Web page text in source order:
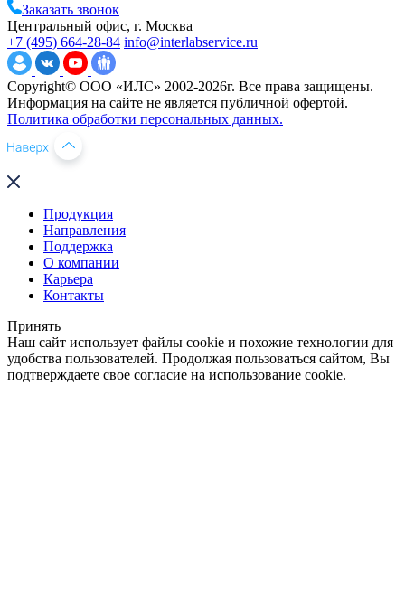
Заказать звонок
Центральный офис, г. Москва
+7 (495) 664-28-84 info@interlabservice.ru
Copyright© ООО «ИЛС» 2002-2026г. Все права защищены.
Информация на сайте не является публичной офертой.
Политика обработки персональных данных.
Продукция
Направления
Поддержка
О компании
Карьера
Контакты
Принять
Наш сайт использует файлы cookie и похожие технологии для
удобства пользователей. Продолжая пользоваться сайтом, Вы
подтверждаете свое согласие на использование cookie.